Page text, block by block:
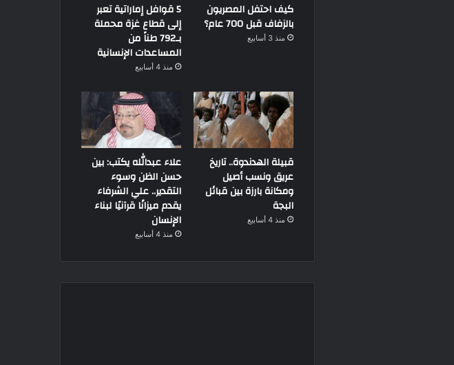
كيف احتفل المصريون
بالزفاف قبل 700 عام؟
منذ 3 أسابيع
5 قوافل إماراتية تعبر
إلى قطاع غزة محملة
بـ792 طناً من
المساعدات الإنسانية
منذ 4 أسابيع
قبيلة الهدندوة.. تاريخ
عريق ونسب أصيل
ومكانة بارزة بين قبائل
البجة
منذ 4 أسابيع
علاء عبدالله يكتب: بين
حسن الظن وسوء
التقدير.. علي الشرفاء
يقدم ميزانًا قرآنيًا لبناء
الإنسان
منذ 4 أسابيع